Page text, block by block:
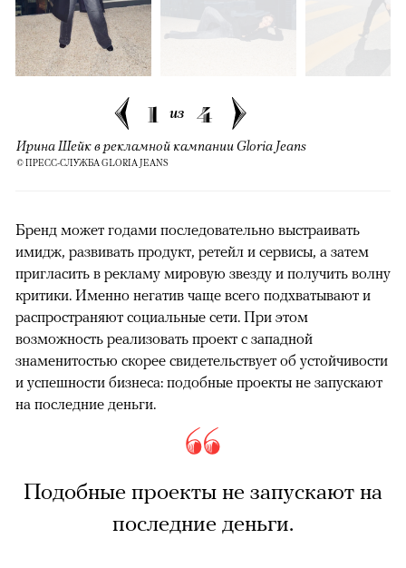
1 из 4
Ирина Шейк в рекламной кампании Gloria Jeans
© ПРЕСС-СЛУЖБА GLORIA JEANS
Бренд может годами последовательно выстраивать
имидж, развивать продукт, ретейл и сервисы, а затем
пригласить в рекламу мировую звезду и получить волну
критики. Именно негатив чаще всего подхватывают и
распространяют социальные сети. При этом
возможность реализовать проект с западной
знаменитостью скорее свидетельствует об устойчивости
и успешности бизнеса: подобные проекты не запускают
на последние деньги.
Подобные проекты не запускают на
последние деньги.